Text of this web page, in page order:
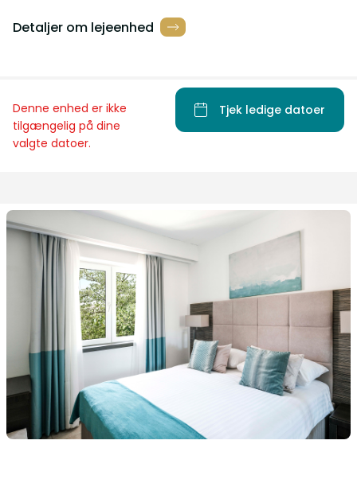
Detaljer om lejeenhed
Denne enhed er ikke
tilgængelig på dine
valgte datoer.
Tjek ledige datoer